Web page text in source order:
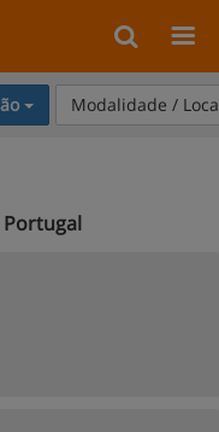
Modalidade /
Portugal